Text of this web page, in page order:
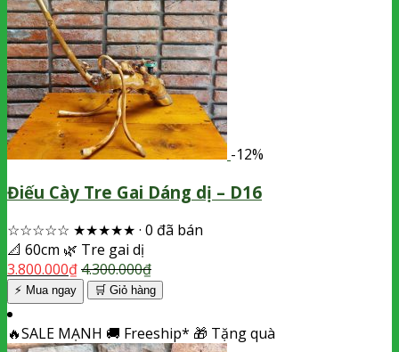
-12%
Điếu Cày Tre Gai Dáng dị – D16
☆☆☆☆☆ ★★★★★ · 0 đã bán
📐 60cm 🌿 Tre gai dị
3.800.000₫4.300.000₫
⚡ Mua ngay 🛒 Giỏ hàng
🔥SALE MẠNH 🚚 Freeship* 🎁 Tặng quà